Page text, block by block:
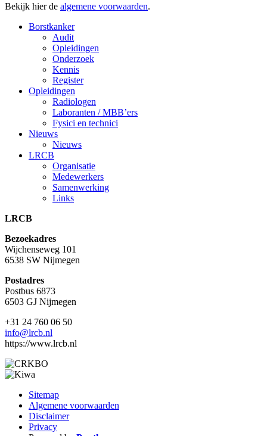
Bekijk hier de algemene voorwaarden.
Borstkanker
Audit
Opleidingen
Onderzoek
Kennis
Register
Opleidingen
Radiologen
Laboranten / MBB’ers
Fysici en technici
Nieuws
Nieuws
LRCB
Organisatie
Medewerkers
Samenwerking
Links
LRCB
Bezoekadres
Wijchenseweg 101
6538 SW Nijmegen
Postadres
Postbus 6873
6503 GJ Nijmegen
+31 24 760 06 50
info@lrcb.nl
https://www.lrcb.nl
Sitemap
Algemene voorwaarden
Disclaimer
Privacy